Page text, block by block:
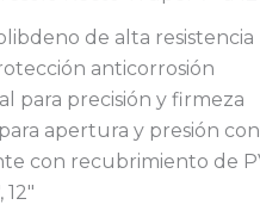
de alta resistencia
anticorrosión
para precisión y firmeza
apertura y presión
con recubrimiento de